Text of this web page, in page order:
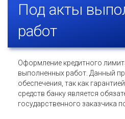
Под акты
работ
Оформление кредитного
выполненных работ. Данный
обеспечения, так как
средств банку является
государственного заказчика